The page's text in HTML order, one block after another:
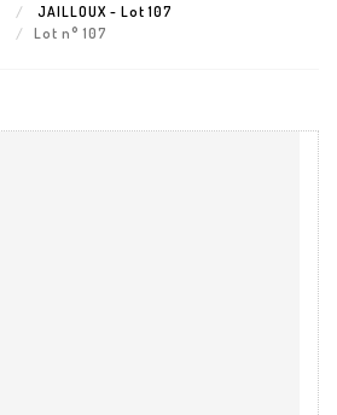
JAILLOUX - Lot 107
Lot n° 107